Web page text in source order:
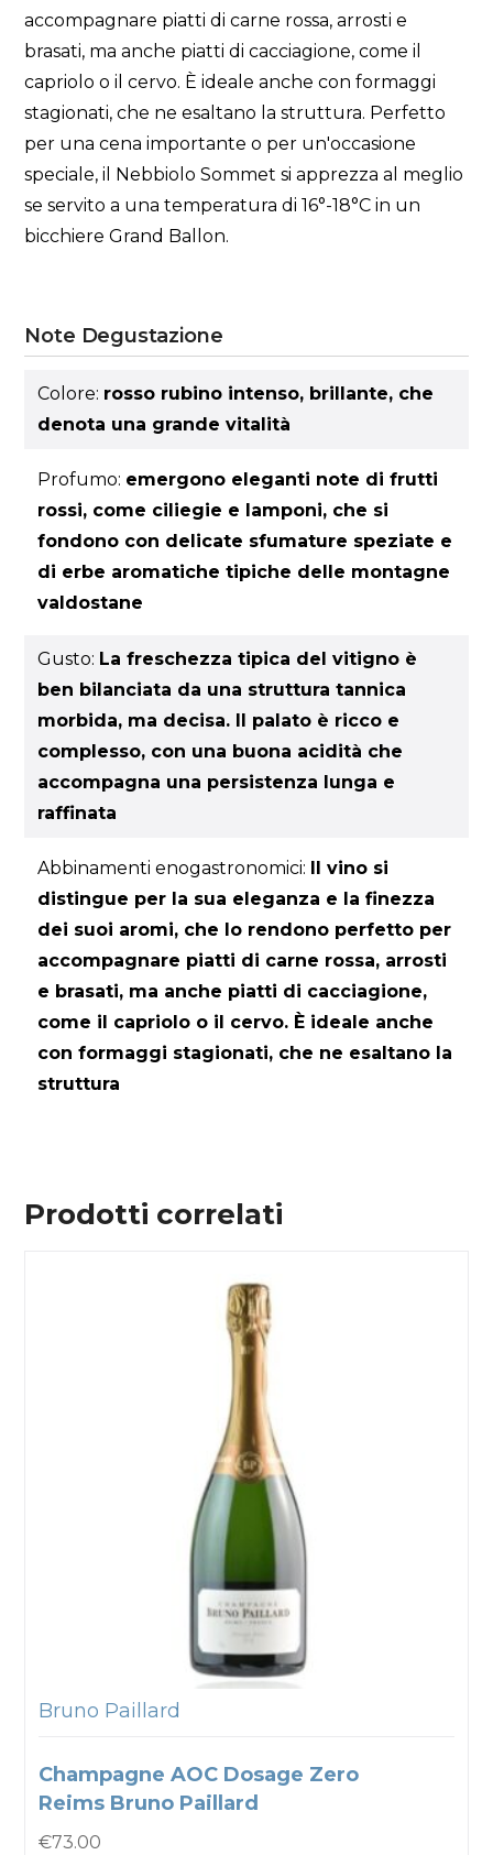
accompagnare piatti di carne rossa, arrosti e
brasati, ma anche piatti di cacciagione, come il
capriolo o il cervo. È ideale anche con formaggi
stagionati, che ne esaltano la struttura. Perfetto
per una cena importante o per un'occasione
speciale, il Nebbiolo Sommet si apprezza al meglio
se servito a una temperatura di 16°-18°C in un
bicchiere Grand Ballon.
Note Degustazione
Colore: rosso rubino intenso, brillante, che
denota una grande vitalità
Profumo: emergono eleganti note di frutti
rossi, come ciliegie e lamponi, che si
fondono con delicate sfumature speziate e
di erbe aromatiche tipiche delle montagne
valdostane
Gusto: La freschezza tipica del vitigno è
ben bilanciata da una struttura tannica
morbida, ma decisa. Il palato è ricco e
complesso, con una buona acidità che
accompagna una persistenza lunga e
raffinata
Abbinamenti enogastronomici: Il vino si
distingue per la sua eleganza e la finezza
dei suoi aromi, che lo rendono perfetto per
accompagnare piatti di carne rossa, arrosti
e brasati, ma anche piatti di cacciagione,
come il capriolo o il cervo. È ideale anche
con formaggi stagionati, che ne esaltano la
struttura
Prodotti correlati
Bruno Paillard
Champagne AOC Dosage Zero
Reims Bruno Paillard
€73.00